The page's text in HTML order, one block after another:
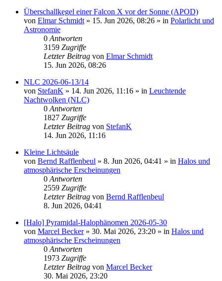
Überschallkegel einer Falcon X vor der Sonne (APOD)
von Elmar Schmidt » 15. Jun 2026, 08:26 » in Polarlicht und
Astronomie
0 Antworten
3159 Zugriffe
Letzter Beitrag von Elmar Schmidt
15. Jun 2026, 08:26
NLC 2026-06-13/14
von StefanK » 14. Jun 2026, 11:16 » in Leuchtende
Nachtwolken (NLC)
0 Antworten
1827 Zugriffe
Letzter Beitrag von StefanK
14. Jun 2026, 11:16
Kleine Lichtsäule
von Bernd Rafflenbeul » 8. Jun 2026, 04:41 » in Halos und
atmosphärische Erscheinungen
0 Antworten
2559 Zugriffe
Letzter Beitrag von Bernd Rafflenbeul
8. Jun 2026, 04:41
[Halo] Pyramidal-Halophänomen 2026-05-30
von Marcel Becker» 30. Mai 2026, 23:20 » in Halos und
atmosphärische Erscheinungen
0 Antworten
1973 Zugriffe
Letzter Beitrag von Marcel Becker
30. Mai 2026, 23:20